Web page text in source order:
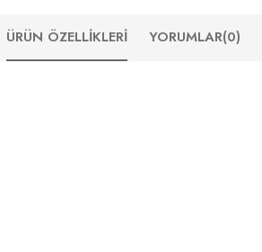
ÜRÜN ÖZELLIKLERI YORUMLAR(0)